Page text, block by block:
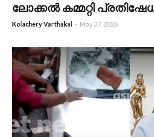
ലോക്കൽ കമ്മറ്റി
Kolachery Varthakal - May 27, 2026